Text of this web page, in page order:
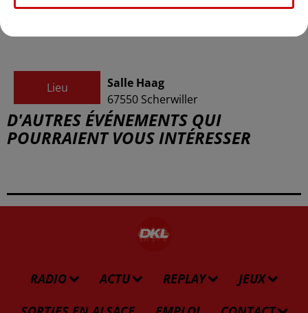
Organisateur
https://www.facebook.com/events/
Lieu
Salle Haag
67550 Scherwiller
D'AUTRES ÉVÉNEMENTS QUI
POURRAIENT VOUS INTÉRESSER
RADIO ACTU REPLAY
JEUX